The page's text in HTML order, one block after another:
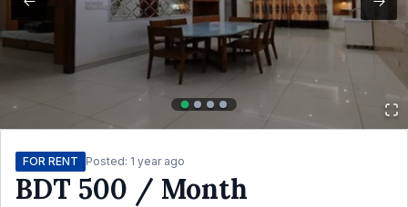
FOR RENT Posted: 1 year ago
BDT 500 / Month